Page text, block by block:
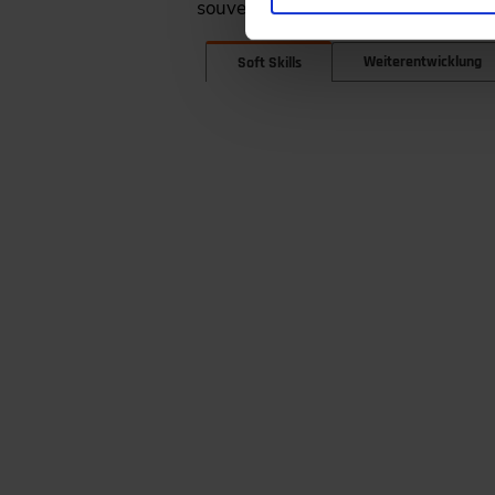
souverän zu begegnen.
Soft Skills Weiterentwicklung